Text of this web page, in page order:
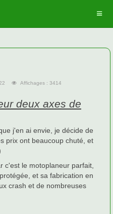
Affichages : 3414
deux axes de
j'en ai envie, je décide de
prix ont beaucoup chuté, et
c'est le motoplaneur parfait,
et sa fabrication en
crash et de nombreuses